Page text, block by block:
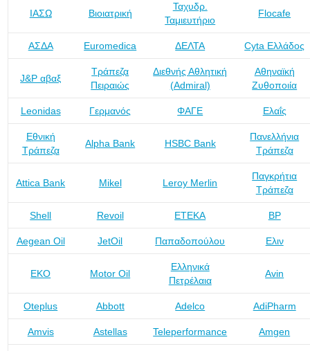
ΙΑΣΩ Βιοιατρική
Ταχυδρ.
Ταμιευτήριο
Flocafe
ΑΣΔΑ Euromedica ΔΕΛΤΑ Cyta Ελλάδος
J&P αβαξ
Τράπεζα
Πειραιώς
Διεθνής Αθλητική
(Admiral)
Αθηναϊκή
Ζυθοποιία
Leonidas Γερμανός ΦΑΓΕ Ελαΐς
Εθνική
Τράπεζα
Alpha Bank HSBC Bank
Πανελλήνια
Τράπεζα
Attica Bank Mikel Leroy Merlin
Παγκρήτια
Τράπεζα
Shell Revoil ΕΤΕΚΑ BP
Aegean Oil JetOil Παπαδοπούλου Ελιν
ΕΚΟ Motor Oil
Ελληνικά
Πετρέλαια
Avin
Oteplus Abbott Adelco AdiPharm
Amvis Astellas Teleperformance Amgen